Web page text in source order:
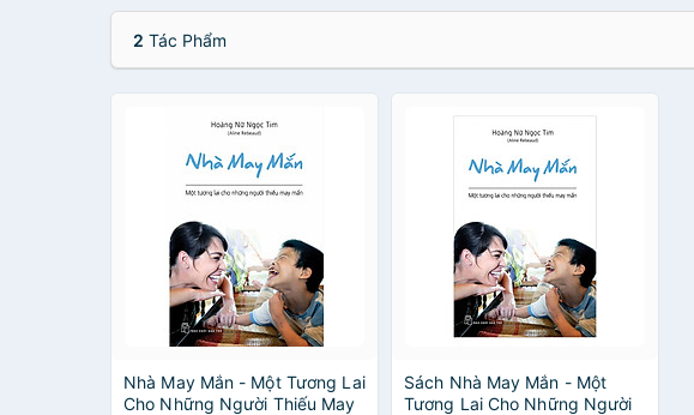
2 Tác Phẩm
Nhà May Mắn - Một Tương Lai
Cho Những Người Thiếu May
Sách Nhà May Mắn - Một
Tương Lai Cho Những Người